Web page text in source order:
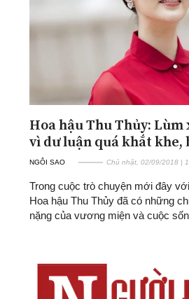
Hoa hậu Thu Thủy:
vì dư luận quá khắt khe,
NGÔI SAO Chủ nhật, 02/09/2018 |
Trong cuộc trò chuyện mới đây
Hoa hậu Thu Thủy đã có những
nặng của vương miện và cuộc